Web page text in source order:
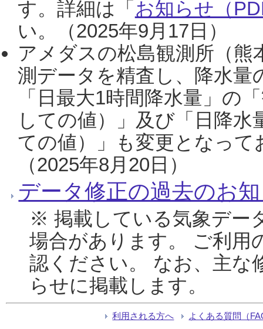
す。詳細は「 お知らせ（
い。（2025年9月17日）
アメダスの松島観測所（熊
測データを精査し、降水
「日最大1時間降水量」の
しての値）」及び「日降
ての値）」も変更となっ
（2025年8月20日）
データ修正の過去のお
※ 掲載している気象デー
場合があります。 ご利用
認ください。 なお、主な
らせに掲載します。
利用される方へ よくある質問（